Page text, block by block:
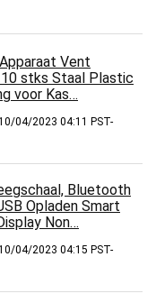
Vent
stks Staal Plastic
voor Kas…
04/2023 04:11 PST-
Bluetooth
Opladen Smart
Non…
04/2023 04:15 PST-